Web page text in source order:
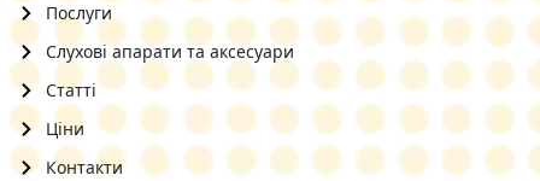
Послуги
Слухові апарати та аксесуари
Статті
Ціни
Контакти